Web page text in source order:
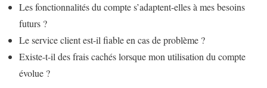
Les fonctionnalités du compte s’adaptent-elles à mes besoins
futurs ?
Le service client est-il fiable en cas de problème ?
Existe-t-il des frais cachés lorsque mon utilisation du compte
évolue ?